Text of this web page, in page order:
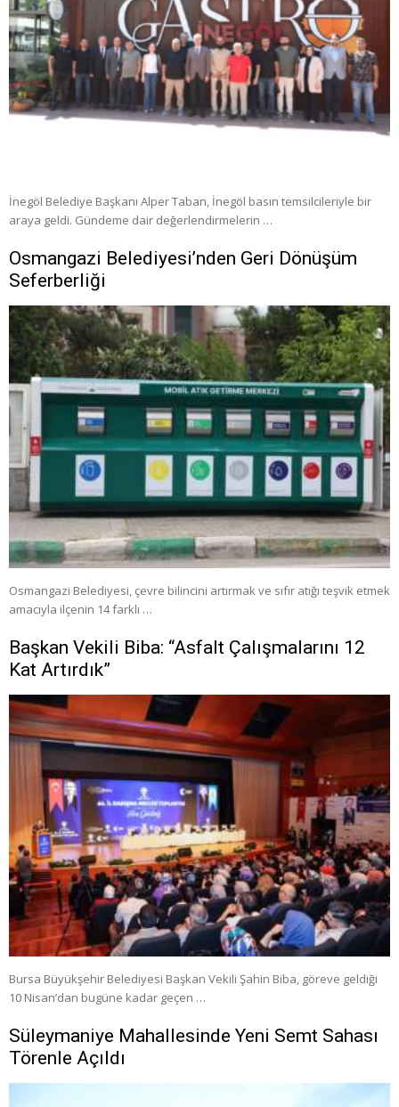
İnegöl Belediye Başkanı Alper Taban, İnegöl basın temsilcileriyle bir
araya geldi. Gündeme dair değerlendirmelerin …
Osmangazi Belediyesi’nden Geri Dönüşüm
Seferberliği
Osmangazi Belediyesi, çevre bilincini artırmak ve sıfır atığı teşvik etmek
amacıyla ilçenin 14 farklı …
Başkan Vekili Biba: “Asfalt Çalışmalarını 12
Kat Artırdık”
Bursa Büyükşehir Belediyesi Başkan Vekili Şahin Biba, göreve geldiği
10 Nisan’dan bugüne kadar geçen …
Süleymaniye Mahallesinde Yeni Semt Sahası
Törenle Açıldı